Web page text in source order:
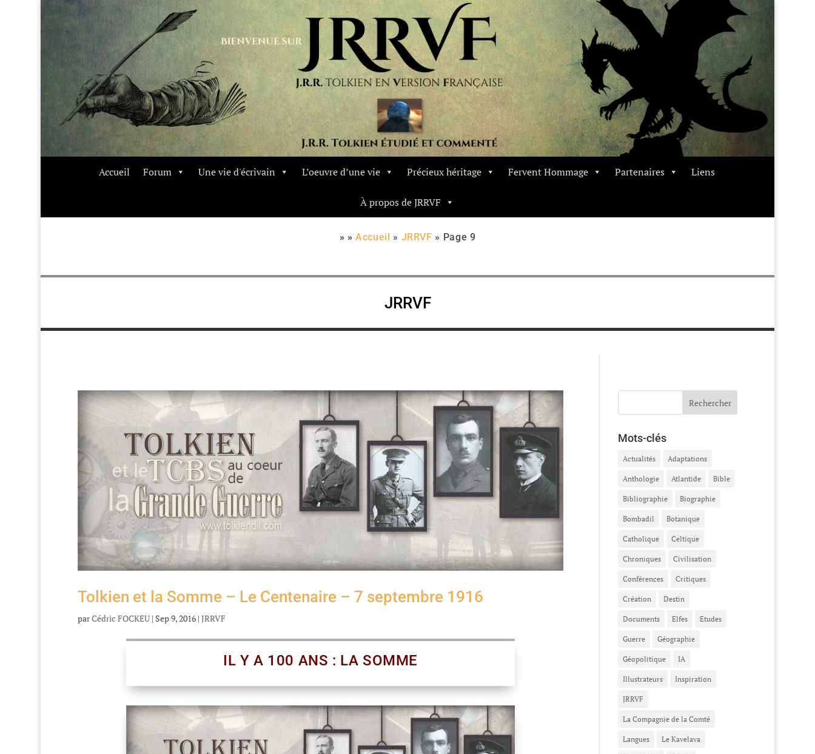
Accueil Forum Une vie d'écrivain L’oeuvre d’une vie Précieux héritage Fervent Hommage Partenaires Liens
À propos de JRRVF
» » Accueil » JRRVF » Page 9
JRRVF
Tolkien et la Somme – Le Centenaire – 7 septembre 1916
parCédric FOCKEU| Sep 9, 2016| JRRVF
IL Y A 100 ANS : LA SOMME
Mots-clés
Actualités Adaptations
Anthologie Atlantide Bible
Bibliographie Biographie
Bombadil Botanique
Catholique Celtique
Chroniques Civilisation
Conférences Critiques
Création Destin
Documents Elfes Etudes
Guerre Géographie
Géopolitique IA
Illustrateurs Inspiration
JRRVF
La Compagnie de la Comté
Langues Le Kavelava